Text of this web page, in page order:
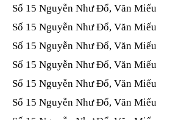
Số 15 Nguyễn Như Đổ, Văn Miếu​​​​
Số 15 Nguyễn Như Đổ, Văn Miếu​​​​
Số 15 Nguyễn Như Đổ, Văn Miếu​​​​
Số 15 Nguyễn Như Đổ, Văn Miếu​​​​
Số 15 Nguyễn Như Đổ, Văn Miếu​​​​
Số 15 Nguyễn Như Đổ, Văn Miếu​​​​
Số 15 Nguyễn Như Đổ, Văn Miếu​​​​